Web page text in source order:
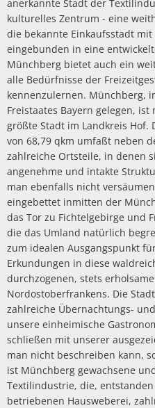
anerkannte Stadt der
kulturelles Zentrum - eine
die bekannte Einkaufsstadt
eingebunden in eine
Münchberg bietet auch ein
alle Bedürfnisse der
kennenzulernen. Münchberg,
Freistaates Bayern gelegen,
größte Stadt im Landkreis Hof.
von 68,79 qkm umfaßt neben
zahlreiche Ortsteile, in denen
angenehme und intakte
man ebenfalls nicht
eingebettet inmitten der
das Tor zu Fichtelgebirge und
die das Umland natürlich
zum idealen Ausgangspunkt
Erkundungen in diese
durchzogenen, stets
Nordostoberfrankens. Die
zahlreiche Übernachtungs-
unsere einheimische
schließen mit unserer
man nicht beschreiben kann,
ist Münchberg gewachsene
Textilindustrie, die,
betriebenen Hausweberei,